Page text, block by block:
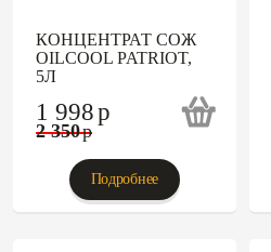
КОНЦЕНТРАТ СОЖ
OILCOOL PATRIOT,
5Л
1 998p
2 350p
Подробнее